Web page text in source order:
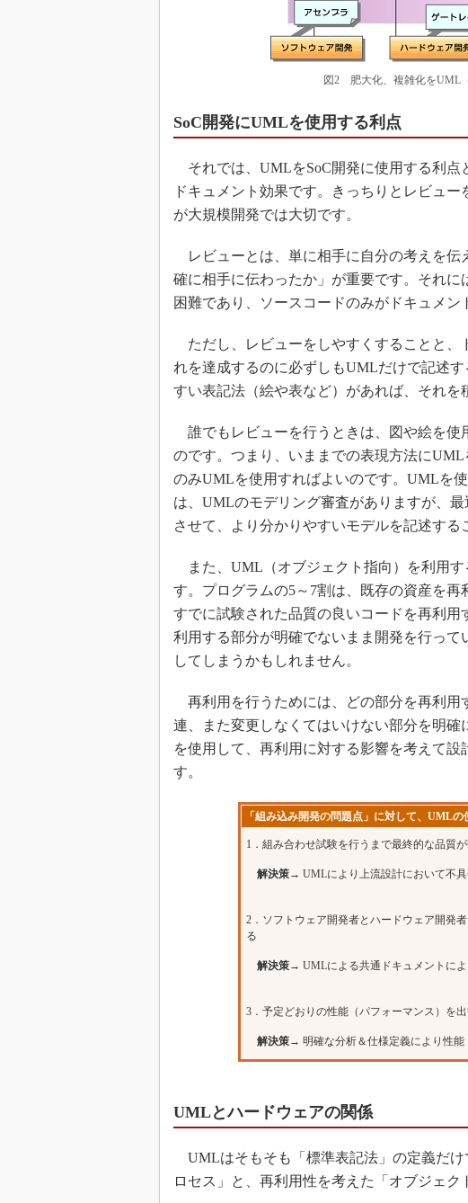
図2 肥大化、複雑化をUML
SoC開発にUMLを使用する利点
それでは、UMLをSoC開発に使用する利点
ドキュメント効果です。きっちりとレビュ
が大規模開発では大切です。
レビューとは、単に相手に自分の考えを伝
確に相手に伝わったか」が重要です。それ
困難であり、ソースコードのみがドキュメン
ただし、レビューをしやすくすることと、
れを達成するのに必ずしもUMLだけで記述
すい表記法（絵や表など）があれば、それを
誰でもレビューを行うときは、図や絵を使
のです。つまり、いままでの表現方法に
のみUMLを使用すればよいのです。UMLを
は、UMLのモデリング審査がありますが、
させて、より分かりやすいモデルを記述する
また、UML（オブジェクト指向）を利用す
す。プログラムの5～7割は、既存の資産を再
すでに試験された品質の良いコードを再利
利用する部分が明確でないまま開発を行っ
してしまうかもしれません。
再利用を行うためには、どの部分を再利用
連、また変更しなくてはいけない部分を明
を使用して、再利用に対する影響を考えて
す。
「組み込み開発の問題点」に対して、UMLの
1．組み合わせ試験を行うまで最終的な品質
解決策→ UMLにより上流設計において不
2．ソフトウェア開発者とハードウェア開発
る
解決策→ UMLによる共通ドキュメントに
3．予定どおりの性能（パフォーマンス）を
解決策→ 明確な分析＆仕様定義により性
UMLとハードウェアの関係
UMLはそもそも「標準表記法」の定義だ
ロセス」と、再利用性を考えた「オブジェク